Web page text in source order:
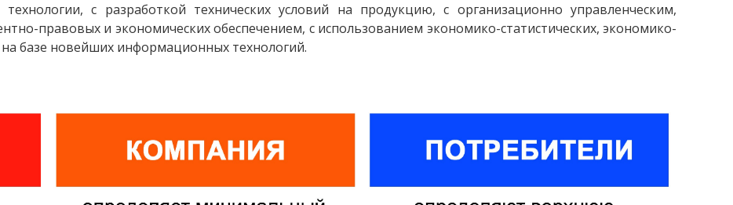
с разработкой технических условий на продукцию, с организационно управленческим,
правовых и экономических обеспечением, с использованием экономико-статистических, экономико-
базе новейших информационных технологий.